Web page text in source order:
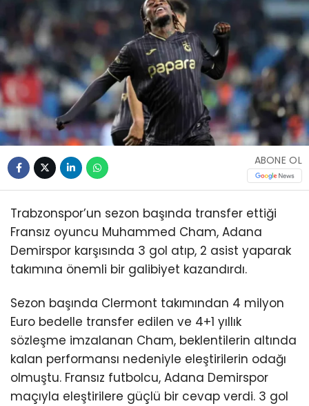
ABONE OL
Trabzonspor’un sezon başında transfer ettiği
Fransız oyuncu Muhammed Cham, Adana
Demirspor karşısında 3 gol atıp, 2 asist yaparak
takımına önemli bir galibiyet kazandırdı.
Sezon başında Clermont takımından 4 milyon
Euro bedelle transfer edilen ve 4+1 yıllık
sözleşme imzalanan Cham, beklentilerin altında
kalan performansı nedeniyle eleştirilerin odağı
olmuştu. Fransız futbolcu, Adana Demirspor
maçıyla eleştirilere güçlü bir cevap verdi. 3 gol